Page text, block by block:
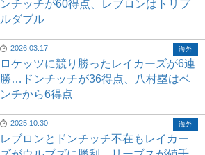
ンチッチが60得点、レブロンはトリプ
ルダブル
2026.03.17
ロケッツに競り勝ったレイカーズが6連
勝…ドンチッチが36得点、八村塁はベ
ンチから6得点
海外
2025.10.30
レブロンとドンチッチ不在もレイカー
海外